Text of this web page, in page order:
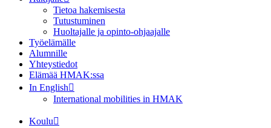
Tietoa hakemisesta
Tutustuminen
Huoltajalle ja opinto-ohjaajalle
Työelämälle
Alumnille
Yhteystiedot
Elämää HMAK:ssa
In English
International mobilities in HMAK
Koulu